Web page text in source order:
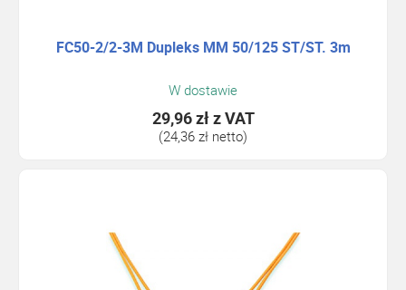
FC50-2/2-3M Dupleks MM 50/125 ST/ST. 3m
W dostawie
29,96 złz VAT
(24,36 zł netto)